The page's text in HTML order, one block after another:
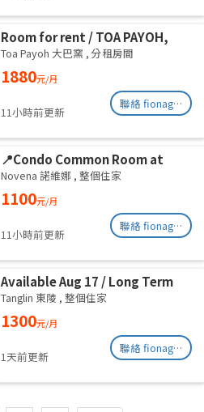
Room for rent / TOA PAYOH,
NOVENA MRT / Master room /
1pax stay / Available Sept 2
Toa Payoh 大巴窯 , 分租房間
1880元/月
11小時前更新
聯絡 fionag@transinex.com.sg
📍Condo Common Room at
Balestier - Available
Immediately
Novena 諾維娜 , 整個住家
1100元/月
11小時前更新
聯絡 fionag@transinex.com.sg
Available Aug 17 / Long Term
Rental / For 1-2 person stay
only / Include utilities
Tanglin 東陵 , 整個住家
1300元/月
1天前更新
聯絡 fionag@transinex.com.sg